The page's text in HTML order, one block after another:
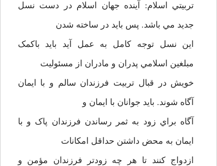
تربيتي اسلام: آينده جهان اسلام در دست نسل
جديد مي باشد. پس بايد در ساخته شدن
اين نسل توجه کامل به عمل آيد بايد باکمک
مبلغين اسلامي پدران و مادران از مسئوليت
خويش در قبال تربيت فرزندان سالم و با ايمان
آگاه شوند. بايد جوانان با ايمان و
آگاه براي زود به ثمر رساندن فرزندان پاک و با
ايمان به محض داشتن حداقل امکانات
ازدواج کنند تا هر چه زودتر فرزندان مؤمن و